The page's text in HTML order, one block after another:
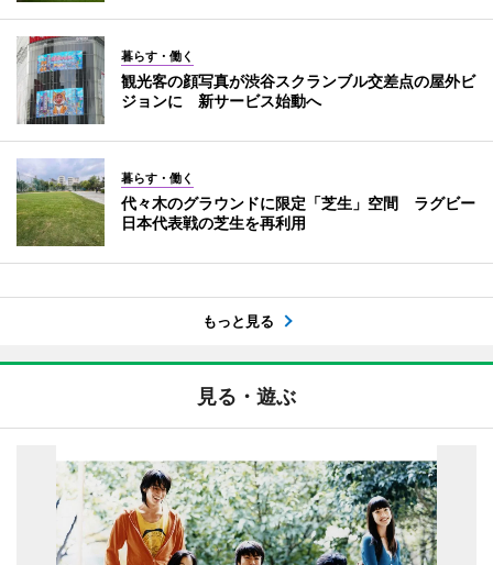
暮らす・働く
観光客の顔写真が渋谷スクランブル交差点の屋外ビ
ジョンに 新サービス始動へ
暮らす・働く
代々木のグラウンドに限定「芝生」空間 ラグビー
日本代表戦の芝生を再利用
もっと見る
見る・遊ぶ